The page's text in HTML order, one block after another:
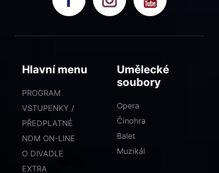
Hlavní menu
PROGRAM
VSTUPENKY /
PŘEDPLATNÉ
NDM ON-LINE
O DIVADLE
EXTRA
Umělecké
soubory
Opera
Činohra
Balet
Muzikál